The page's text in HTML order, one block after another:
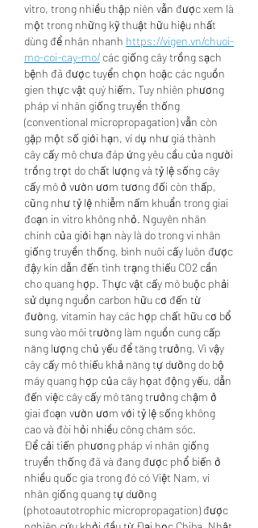
vitro, trong nhiều thập niên vẫn được xem là
một trong những kỹ thuật hữu hiệu nhất
dùng để nhân nhanh https://vigen.vn/chuoi-
mo-coi-cay-mo/ các giống cây trồng sạch
bệnh đã được tuyển chọn hoặc các nguồn
gien thực vật quý hiếm. Tuy nhiên phương
pháp vi nhân giống truyền thống
(conventional micropropagation) vẫn còn
gặp một số giới hạn, ví dụ như giá thành
cây cấy mô chưa đáp ứng yêu cầu của người
trồng trọt do chất lượng và tỷ lệ sống cây
cấy mô ở vườn ươm tương đối còn thấp,
cũng như tỷ lệ nhiễm nấm khuẩn trong giai
đoạn in vitro không nhỏ. Nguyên nhân
chính của giới hạn này là do trong vi nhân
giống truyền thống, bình nuôi cấy luôn được
đậy kín dẫn đến tình trạng thiếu CO2 cần
cho quang hợp. Thực vật cấy mô buộc phải
sử dụng nguồn carbon hữu cơ đến từ
đường, vitamin hay các hợp chất hữu cơ bổ
sung vào môi trường làm nguồn cung cấp
năng lượng chủ yếu để tăng trưởng. Vì vậy
cây cấy mô thiếu khả năng tự dưỡng do bộ
máy quang hợp của cây họat động yếu, dẫn
đến việc cây cấy mô tăng trưởng chậm ở
giai đoạn vườn ươm với tỷ lệ sống không
cao và đòi hỏi nhiều công chăm sóc.
Để cải tiến phương pháp vi nhân giống
truyền thống đã và đang được phổ biến ở
nhiều quốc gia trong đó có Việt Nam, vi
nhân giống quang tự dưỡng
(photoautotrophic micropropagation) được